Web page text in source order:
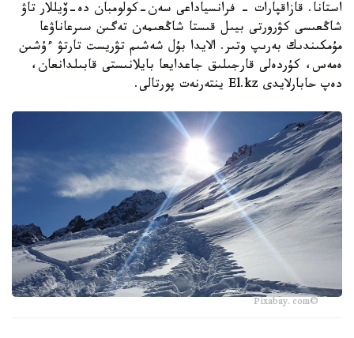
استانا. قازاقپارات - فرانسياداعى سەن-كولومبان دە-ۆيللار تاۋ
شاڭعىسى كۋرورتى بيىل قىستا شاڭعىمەن تەگىن سىرعاناۋعا
مۇمكىندىك بەرىپ وتىر. الايدا بۇل شەشىم تۋريست تارتۋ ءۇشىن
ەمەس، كۇردەلى قارجىلىق جاعدايعا بايلانىستى قابىلدانعان،
دەپ حابارلايدى El.kz ينتەرنەت پورتالى.
©Pixabay.com